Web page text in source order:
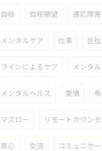
自殺 自殺願望 適応障害
メンタルケア 仕事 会社
ラインによるケア メンタ
メンタルヘルス 愛情
マズロー リモートカウン
真心 交流 コミュニケ